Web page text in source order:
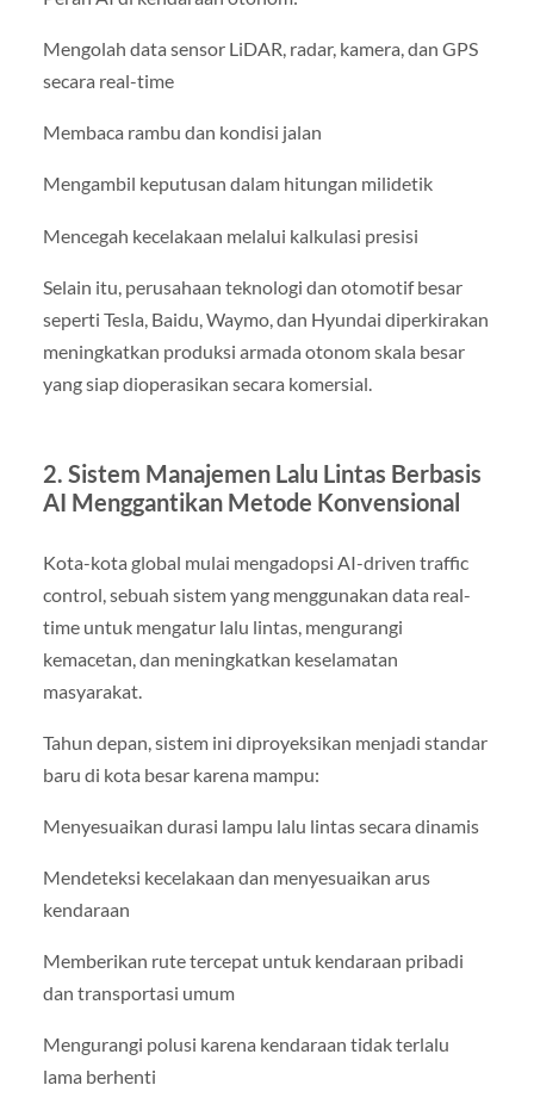
Mengolah data sensor LiDAR, radar, kamera, dan GPS
secara real-time
Membaca rambu dan kondisi jalan
Mengambil keputusan dalam hitungan milidetik
Mencegah kecelakaan melalui kalkulasi presisi
Selain itu, perusahaan teknologi dan otomotif besar
seperti Tesla, Baidu, Waymo, dan Hyundai diperkirakan
meningkatkan produksi armada otonom skala besar
yang siap dioperasikan secara komersial.
2. Sistem Manajemen Lalu Lintas Berbasis
AI Menggantikan Metode Konvensional
Kota-kota global mulai mengadopsi AI-driven traffic
control, sebuah sistem yang menggunakan data real-
time untuk mengatur lalu lintas, mengurangi
kemacetan, dan meningkatkan keselamatan
masyarakat.
Tahun depan, sistem ini diproyeksikan menjadi standar
baru di kota besar karena mampu:
Menyesuaikan durasi lampu lalu lintas secara dinamis
Mendeteksi kecelakaan dan menyesuaikan arus
kendaraan
Memberikan rute tercepat untuk kendaraan pribadi
dan transportasi umum
Mengurangi polusi karena kendaraan tidak terlalu
lama berhenti